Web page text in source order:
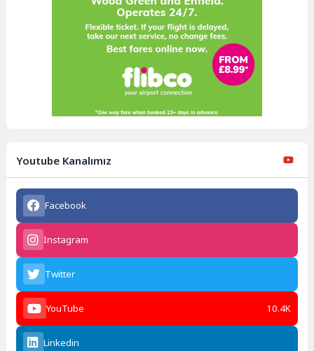
Youtube Kanalımız
Facebook
Instagram
Twitter
YouTube 10.4K
Linkedin